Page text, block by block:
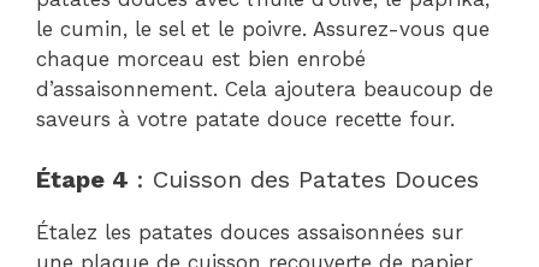
le cumin, le sel et le poivre. Assurez-vous que
chaque morceau est bien enrobé
d’assaisonnement. Cela ajoutera beaucoup de
saveurs à votre patate douce recette four.
Étape 4 : Cuisson des Patates Douces
Étalez les patates douces assaisonnées sur